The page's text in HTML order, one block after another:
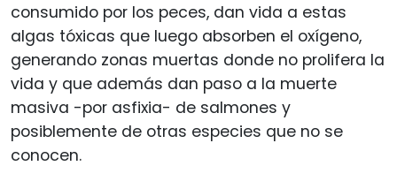
consumido por los peces, dan vida a estas
algas tóxicas que luego absorben el oxígeno,
generando zonas muertas donde no prolifera la
vida y que además dan paso a la muerte
masiva -por asfixia- de salmones y
posiblemente de otras especies que no se
conocen.